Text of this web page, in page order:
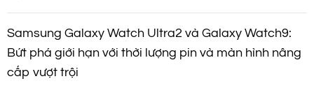
Samsung Galaxy Watch Ultra2 và Galaxy Watch9:
Bứt phá giới hạn với thời lượng pin và màn hình nâng
cấp vượt trội